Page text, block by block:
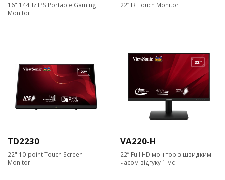
16" 144Hz IPS Portable Gaming
Monitor
22” IR Touch Monitor
TD2230
22" 10-point Touch Screen
Monitor
VA220-H
22” Full HD монітор з швидким
часом відгуку 1 мс